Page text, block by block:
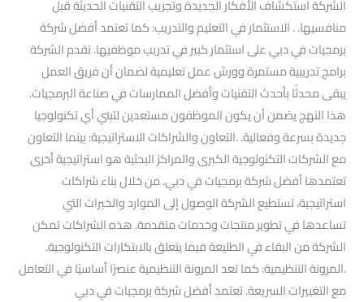
الشركة استكشاف الأفكار الجديدة وتجريب التقنيات الحديثة قبل
منافسيها. . الاستثمار في التعليم والتدريب: كما تعتمد أفضل شركة
برمجيات في دبي على استثمار كبير في تدريب موظفيها. تقدم الشركة
برامج تدريبية مستمرة وورش عمل تعليمية لضمان أن فريق العمل
يبقى محدثًا بأحدث التقنيات وأفضل الممارسات في صناعة البرمجيات.
هذا النهج يضمن أن يكون الموظفون مستعدين لتبني أي تكنولوجيا
جديدة بسرعة وفعالية. .التعاون والشراكات الاستراتيجية: بينما التعاون
مع الشركات التكنولوجية الكبرى والمراكز البحثية هو استراتيجية أخرى
تعتمدها أفضل شركة برمجيات في دبي. من خلال بناء شراكات
استراتيجية، تستطيع الشركة الوصول إلى الموارد والخبرات التي
تساعدها في تطوير منتجات وخدمات متقدمة. هذه الشراكات تمكن
الشركة من البقاء في الطليعة فيما يتعلق بالابتكارات التكنولوجية.
.المرونة التنظيمية: كما تعد المرونة التنظيمية عنصرًا أساسيًا في التعامل
مع التغييرات السريعة. تعتمد أفضل شركة برمجيات في دبي